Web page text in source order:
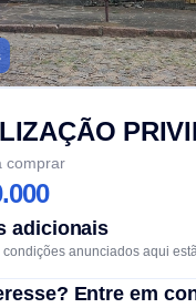
comprar
adicionais
condições anunciados aqui
Entre em